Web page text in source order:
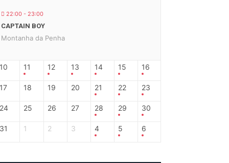
22:00 - 23:00
CAPTAIN BOY
Montanha da Penha
10 11 12 13 14 15 16
17 18 19 20 21 22 23
24 25 26 27 28 29 30
31 1 2 3 4 5 6